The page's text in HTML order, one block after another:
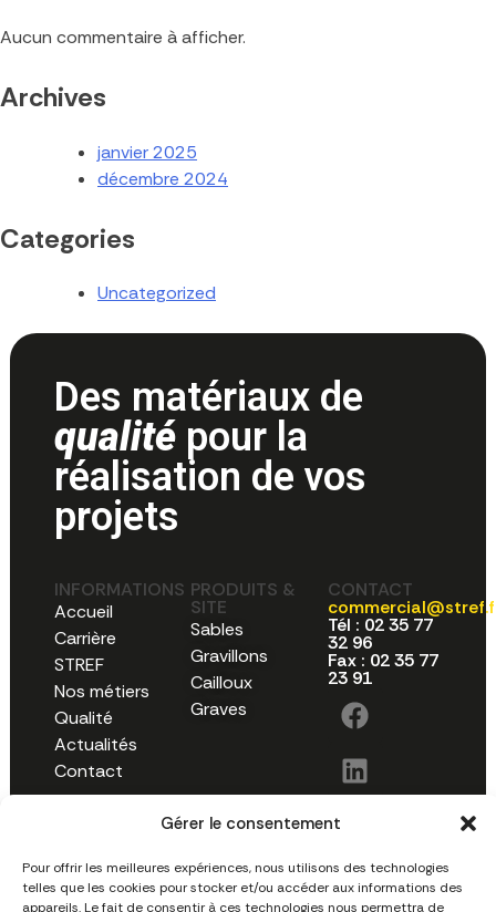
Gérer le consentement
Pour offrir les meilleures expériences, nous utilisons des technologies
telles que les cookies pour stocker et/ou accéder aux informations des
appareils. Le fait de consentir à ces technologies nous permettra de
Aucun commentaire à afficher.
Archives
janvier 2025
décembre 2024
Categories
Uncategorized
Des matériaux de
qualitépour la
réalisation de vos
projets
INFORMATIONS
Accueil
Carrière
STREF
Nos métiers
Qualité
Actualités
Contact
PRODUITS &
SITE
Sables
Gravillons
Cailloux
Graves
CONTACT
Tél : 02 35 77
32 96
Fax : 02 35 77
23 91
Des Carrière Politique de